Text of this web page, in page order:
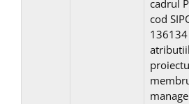
cadrul
cod